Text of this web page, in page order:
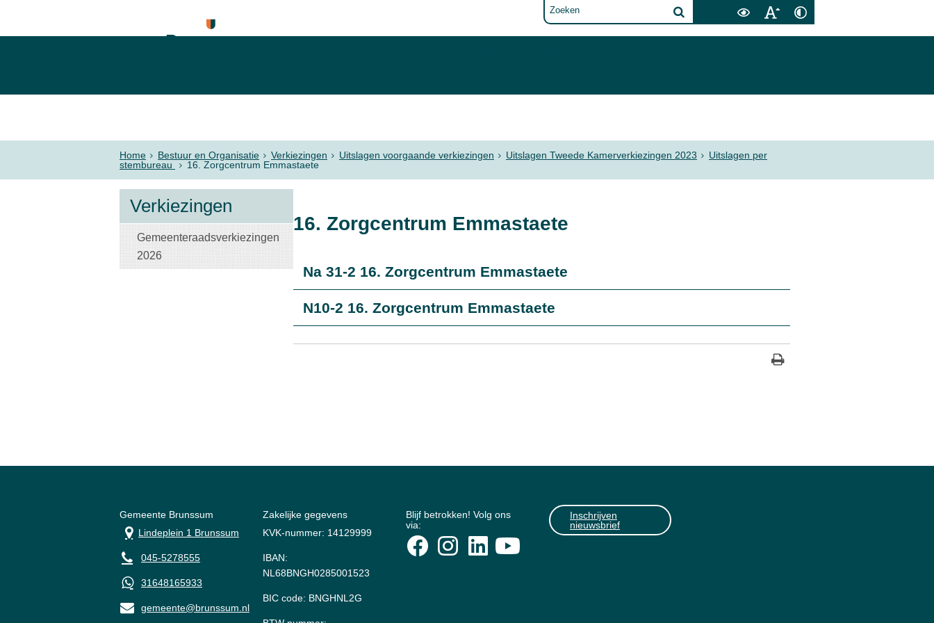
Home Bestuur en Organisatie Verkiezingen Uitslagen voorgaande verkiezingen Uitslagen Tweede Kamerverkiezingen 2023
Uitslagen per
stembureau
16. Zorgcentrum Emmastaete
Verkiezingen
Gemeenteraadsverkiezingen
2026
16. Zorgcentrum Emmastaete
Na 31-2 16. Zorgcentrum Emmastaete
N10-2 16. Zorgcentrum Emmastaete
Gemeente Brunssum
Lindeplein 1 Brunssum
045-5278555
31648165933
gemeente@brunssum.nl
Zakelijke gegevens
KVK-nummer: 14129999
IBAN:
NL68BNGH0285001523
BIC code: BNGHNL2G
Blijf betrokken! Volg ons
via:
Inschrijven
nieuwsbrief